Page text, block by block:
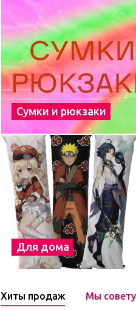
Сумки и рюкзаки
Для дома
Хиты продаж Мы